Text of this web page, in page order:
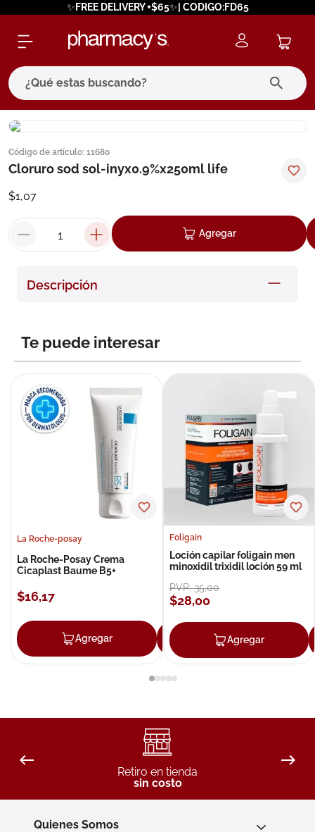
✨FREE DELIVERY +$65✨| CODIGO:FD65
¿Qué estas buscando?
Código de artículo: 11680
Cloruro sod sol-inyx0.9%x250ml life
$1,07
Agregar
Descripción
Te puede interesar
La Roche-posay
La Roche-Posay Crema
Cicaplast Baume B5+
$16,17
Agregar Agregar
Foligain
Loción capilar foligain men
minoxidil trixidil loción 59 ml
PVP:35,00
$28,00
Agregar
Retiro en tienda
sin costo
Quienes Somos
términos más buscados
1. eucerin
bioderma
5. cerave
6 megacistin
10.pañales